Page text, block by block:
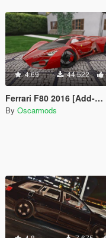
4.69 44 522
Ferrari F80 2016 [Add-On | Tuning | Digital Dials]
By Oscarmods